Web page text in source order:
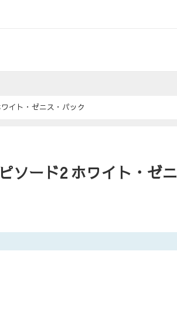
イト・ゼニス・パック
ソード2 ホワイト・ゼニ